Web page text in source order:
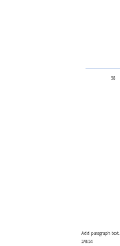
58
2/8/24
Add paragraph text.